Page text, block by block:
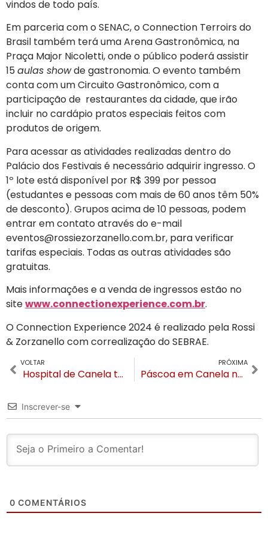
vindos de todo país.
Em parceria com o SENAC, o Connection Terroirs do
Brasil também terá uma Arena Gastronômica, na
Praça Major Nicoletti, onde o público poderá assistir
15 aulas showde gastronomia. O evento também
conta com um Circuito Gastronômico, com a
participação de restaurantes da cidade, que irão
incluir no cardápio pratos especiais feitos com
produtos de origem.
Para acessar as atividades realizadas dentro do
Palácio dos Festivais é necessário adquirir ingresso. O
1º lote está disponível por R$ 399 por pessoa
(estudantes e pessoas com mais de 60 anos têm 50%
de desconto). Grupos acima de 10 pessoas, podem
entrar em contato através do e-mail
eventos@rossiezorzanello.com.br, para verificar
tarifas especiais. Todas as outras atividades são
gratuitas.
Mais informações e a venda de ingressos estão no
sitewww.connectionexperience.com.br.
O Connection Experience 2024 é realizado pela Rossi
& Zorzanello com correalização do SEBRAE.
VOLTAR
Hospital de Canela tem novo administrador
PRÓXIMA
Páscoa em Canela no feridão tem programação intensa com dezenas de atrações gratuitas
Inscrever-se
0 COMENTÁRIOS